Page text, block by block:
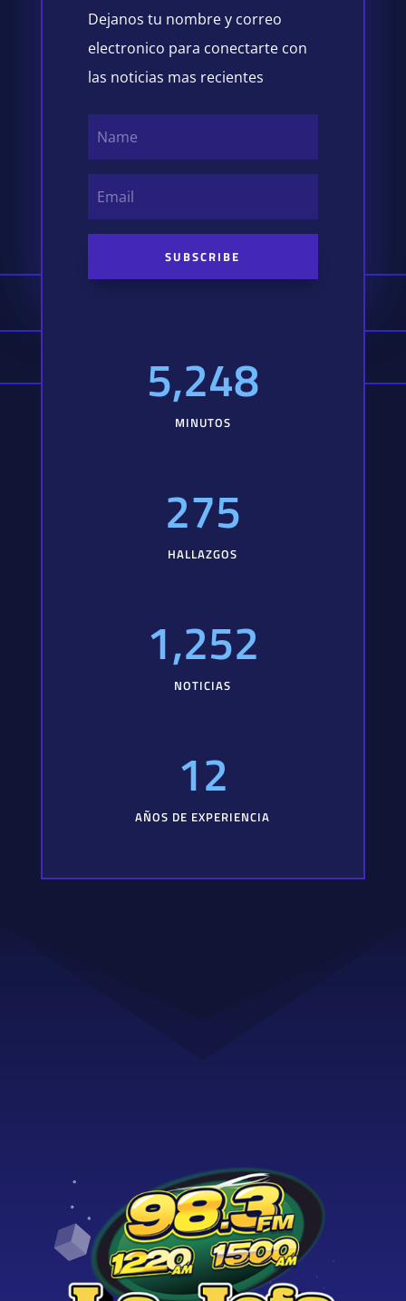
Dejanos tu nombre y correo
electronico para conectarte con
las noticias mas recientes
SUBSCRIBE
5,248
MINUTOS
275
HALLAZGOS
1,252
NOTICIAS
12
AÑOS DE EXPERIENCIA